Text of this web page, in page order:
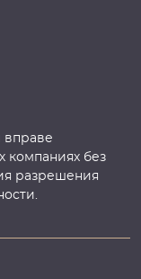
вправе
компаниях без
разрешения